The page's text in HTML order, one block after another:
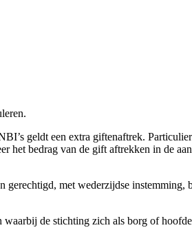
geldt een extra giftenaftrek.
het bedrag van de gift aftrekken in de
met wederzijdse instemming,
de stichting zich als borg of